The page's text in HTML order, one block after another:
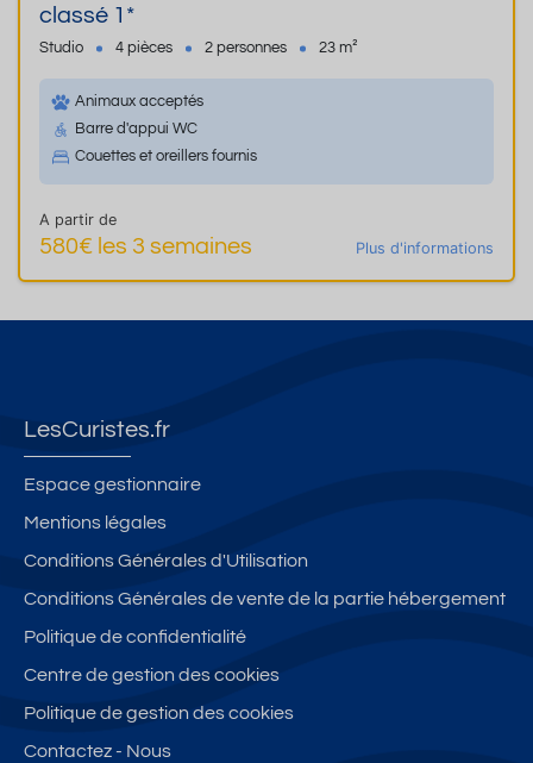
classé 1*
Studio 4 pièces 2 personnes 23 m²
Animaux acceptés
Barre d'appui WC
Couettes et oreillers fournis
A partir de
580€ les 3 semaines Plus d'informations
LesCuristes.fr
Espace gestionnaire
Mentions légales
Conditions Générales d'Utilisation
Conditions Générales de vente de la partie hébergement
Politique de confidentialité
Centre de gestion des cookies
Politique de gestion des cookies
Contactez - Nous